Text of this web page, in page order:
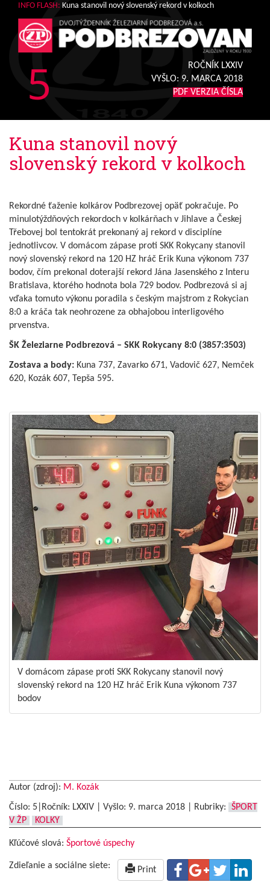
INFO FLASH: Kuna stanovil nový slovenský rekord v kolkoch
5
ROČNÍK LXXIV
VYŠLO: 9. MARCA 2018
PDF VERZIA ČÍSLA
Kuna stanovil nový
slovenský rekord v kolkoch
Rekordné ťaženie kolkárov Podbrezovej opäť pokračuje. Po
minulotýždňových rekordoch v kolkárňach v Jihlave a Českej
Třebovej bol tentokrát prekonaný aj rekord v disciplíne
jednotlivcov. V domácom zápase proti SKK Rokycany stanovil
nový slovenský rekord na 120 HZ hráč Erik Kuna výkonom 737
bodov, čím prekonal doterajší rekord Jána Jasenského z Interu
Bratislava, ktorého hodnota bola 729 bodov. Podbrezová si aj
vďaka tomuto výkonu poradila s českým majstrom z Rokycian
8:0 a kráča tak neohrozene za obhajobou interligového
prvenstva.
ŠK Železiarne Podbrezová – SKK Rokycany 8:0 (3857:3503)
Zostava a body: Kuna 737, Zavarko 671, Vadovič 627, Nemček
620, Kozák 607, Tepša 595.
V domácom zápase proti SKK Rokycany stanovil nový
slovenský rekord na 120 HZ hráč Erik Kuna výkonom 737
bodov
Autor (zdroj): M. Kozák
Číslo: 5|Ročník: LXXIV | Vyšlo: 9. marca 2018 Rubriky:
ŠPORT
V ŽP
KOLKY
Kľúčové slová: Športové úspechy
Zdieľanie a sociálne siete: Print